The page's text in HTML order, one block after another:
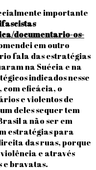
importante
documentario-os-
em outro
fala das estratégias
na Suécia e na
indicados nesse
eficácia, o
e violentos de
deles sequer tem
a não ser em
estratégias para
das ruas, porque
e através
e bravatas.